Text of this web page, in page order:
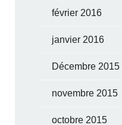
février 2016
janvier 2016
Décembre 2015
novembre 2015
octobre 2015